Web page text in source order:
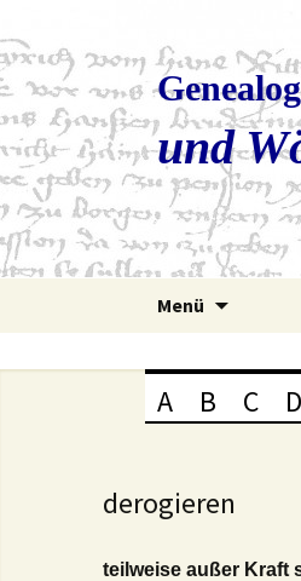
und
Menü
A B C D
derogieren
teilweise außer Kraft